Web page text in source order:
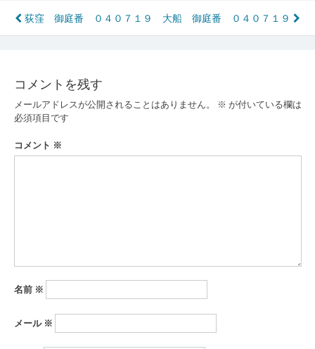
投
稿
ビ
ゲ
ー
シ
荻窪 御庭番 ０４０７１９ 大船 御庭番 ０４０７１９
コメントを残す
メールアドレスが公開されることはありません。 ※ が付いている欄は
必須項目です
コメント ※
名前 ※
メール ※